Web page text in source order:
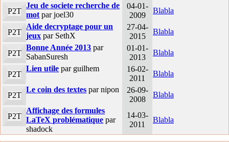
P2T
Jeu de societe recherche de
mot par joel30
04-01-
2009
Blabla
P2T
Aide decryptage pour un
jeux par SethX
27-04-
2015
Blabla
P2T
Bonne Année 2013 par
SabanSuresh
01-01-
2013
Blabla
P2T
Lien utile par guilhem
16-02-
2011
Blabla
P2T
Le coin des textes par nipon
26-09-
2008
Blabla
P2T
Affichage des formules
LaTeX problématique par
shadock
14-03-
2011
Blabla